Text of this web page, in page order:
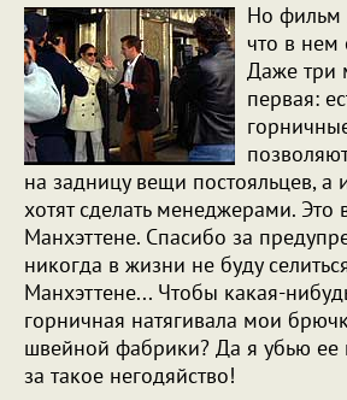
Но фильм
что в нем
Даже три
первая:
на задницу вещи постояльцев, а
хотят сделать менеджерами. Это
Манхэттене. Спасибо за
никогда в жизни не буду
Манхэттене... Чтобы какая-
горничная натягивала мои
швейной фабрики? Да я убью ее
за такое негодяйство!